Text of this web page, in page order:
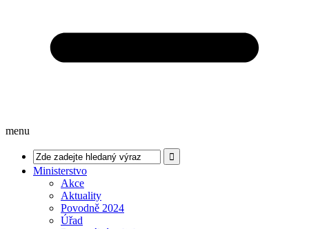
menu
Ministerstvo
Akce
Aktuality
Povodně 2024
Úřad